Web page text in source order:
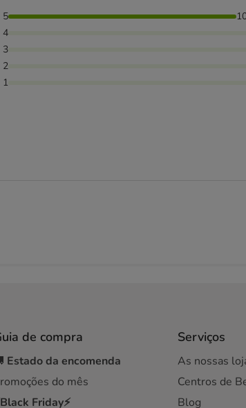
5
4
3
2
1
de compra
Estado da encomenda
do mês
Friday⚡
Serviços
As nossas
Centros de
Blog